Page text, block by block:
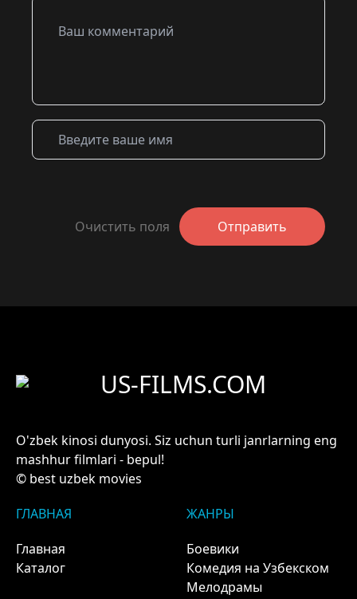
Очистить поля Отправить
US-FILMS.COM
O'zbek kinosi dunyosi. Siz uchun turli janrlarning eng
mashhur filmlari - bepul!
© best uzbek movies
ГЛАВНАЯ
Главная
Каталог
ЖАНРЫ
Боевики
Комедия на Узбекском
Мелодрамы